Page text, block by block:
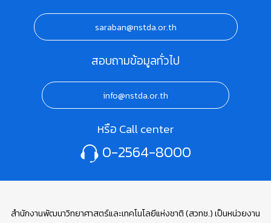
saraban@nstda.or.th
สอบถามข้อมูลทั่วไป
info@nstda.or.th
หรือ Call center
0-2564-8000
สำนักงานพัฒนาวิทยาศาสตร์และเทคโนโลยีแห่งชาติ (สวทช.) เป็นหน่วยงาน